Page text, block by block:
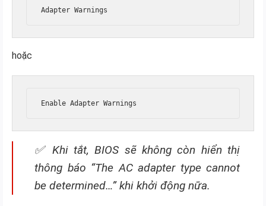
hoặc
✅ Khi tắt, BIOS sẽ không còn hiển thị
thông báo “The AC adapter type cannot
be determined…” khi khởi động nữa.